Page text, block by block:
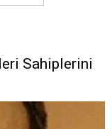
Sahiplerini